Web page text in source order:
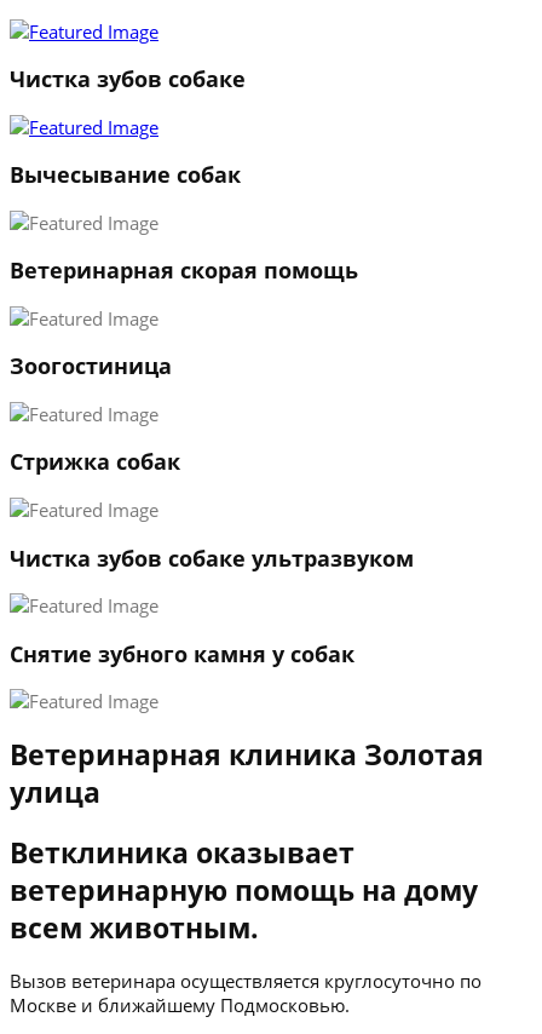
1
2
3
←
→
Чистка зубов собаке
Вычесывание собак
Ветеринарная скорая помощь
Зоогостиница
Стрижка собак
Чистка зубов собаке ультразвуком
Снятие зубного камня у собак
Ветеринарная клиника Золотая
улица
Ветклиника оказывает
ветеринарную помощь на дому
всем животным.
Вызов ветеринара осуществляется круглосуточно по
Москве и ближайшему Подмосковью.